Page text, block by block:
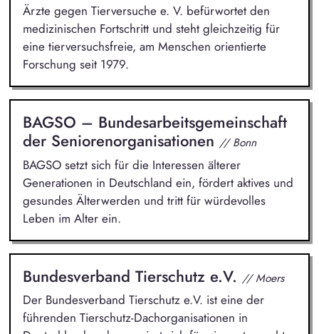
Ärzte gegen Tierversuche e. V. befürwortet den
medizinischen Fortschritt und steht gleichzeitig für
eine tierversuchsfreie, am Menschen orientierte
Forschung seit 1979.
BAGSO – Bundesarbeitsgemeinschaft
der Seniorenorganisationen // Bonn
BAGSO setzt sich für die Interessen älterer
Generationen in Deutschland ein, fördert aktives und
gesundes Älterwerden und tritt für würdevolles
Leben im Alter ein.
Bundesverband Tierschutz e.V. // Moers
Der Bundesverband Tierschutz e.V. ist eine der
führenden Tierschutz-Dachorganisationen in